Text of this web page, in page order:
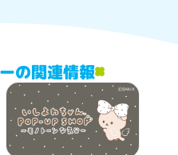
の関連情報